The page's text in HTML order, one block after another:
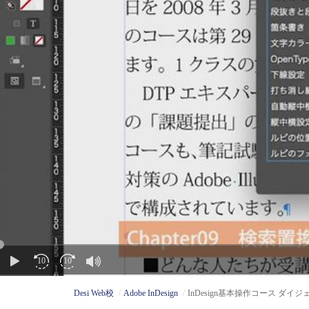
Desi Web校 Adobe InDesign InDesign基本操作コース ダイジ